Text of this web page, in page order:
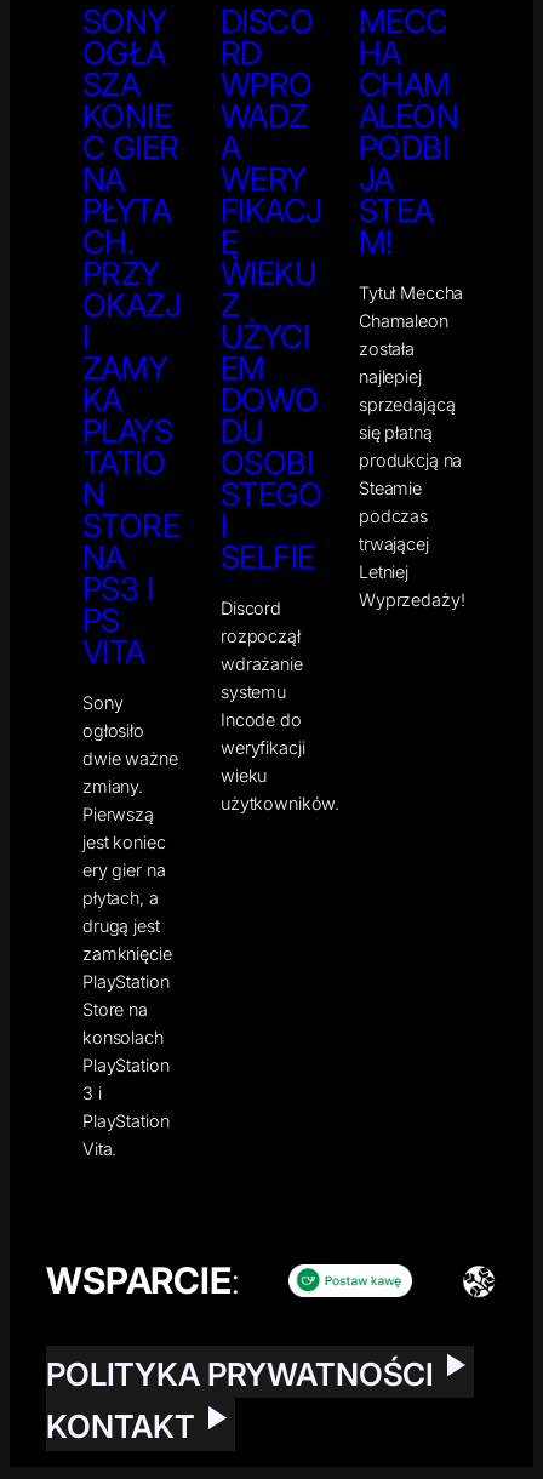
SONY
OGŁA
SZA
KONIE
C GIER
NA
PŁYTA
CH.
PRZY
OKAZJ
I
ZAMY
KA
PLAYS
TATIO
N
STORE
NA
PS3 I
PS
VITA
Sony
ogłosiło
dwie ważne
zmiany.
Pierwszą
jest koniec
ery gier na
płytach, a
drugą jest
zamknięcie
PlayStation
Store na
konsolach
PlayStation
3 i
PlayStation
Vita.
DISCO
RD
WPRO
WADZ
A
WERY
FIKACJ
Ę
WIEKU
Z
UŻYCI
EM
DOWO
DU
OSOBI
STEGO
I
SELFIE
Discord
rozpoczął
wdrażanie
systemu
Incode do
weryfikacji
wieku
użytkowników.
MECC
HA
CHAM
ALEON
PODBI
JA
STEA
M!
Tytuł Meccha
Chamaleon
została
najlepiej
sprzedającą
się płatną
produkcją na
Steamie
podczas
trwającej
Letniej
Wyprzedaży!
WSPARCIE:
POLITYKA PRYWATNOŚCI
KONTAKT